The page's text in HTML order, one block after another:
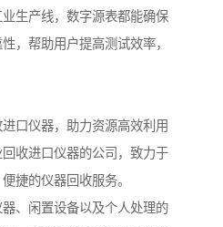
生产线，数字源表都能确保
，帮助用户提高测试效率，
口仪器，助力资源高效利用
收进口仪器的公司，致力于
捷的仪器回收服务。
、闲置设备以及个人处理的